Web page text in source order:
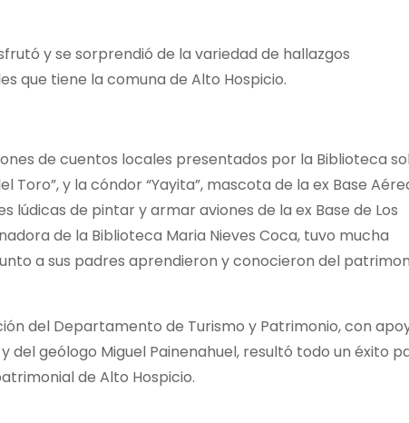
y se sorprendió de la variedad de hallazgos
que tiene la comuna de Alto Hospicio.
de cuentos locales presentados por la Biblioteca
Toro”, y la cóndor “Yayita”, mascota de la ex Base
lúdicas de pintar y armar aviones de la ex Base de Los
de la Biblioteca Maria Nieves Coca, tuvo mucha
a sus padres aprendieron y conocieron del
del Departamento de Turismo y Patrimonio, con
del geólogo Miguel Painenahuel, resultó todo un éxito
de Alto Hospicio.